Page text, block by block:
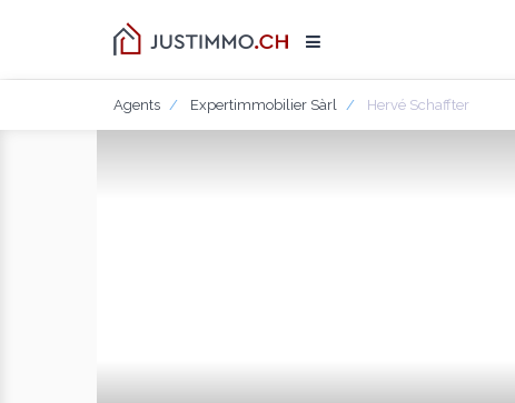
Agents Expertimmobilier Sàrl Hervé Schaffter